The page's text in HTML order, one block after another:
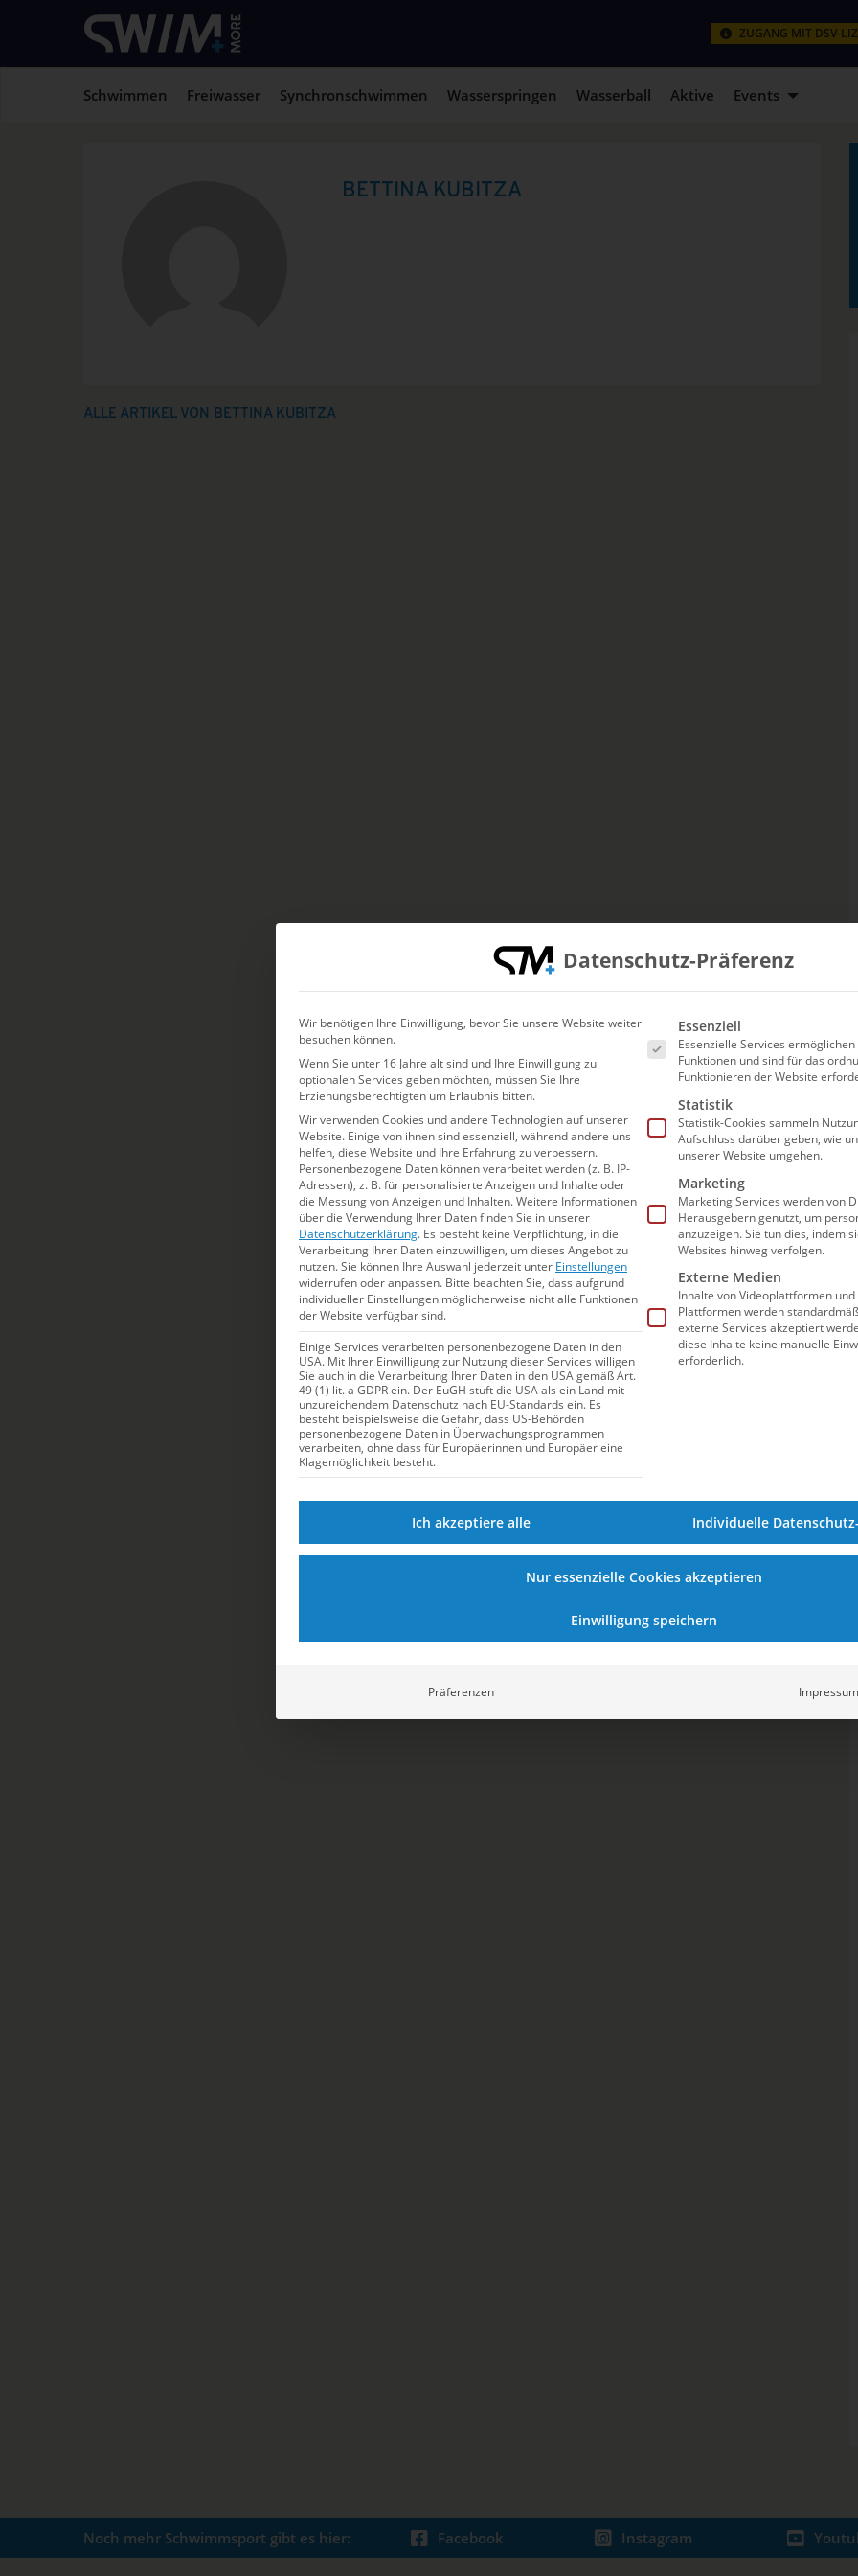
ZUGANG MIT DSV-
Schwimmen Freiwasser Synchronschwimmen Wasserspringen Wasserball Aktive Events
BETTINA KUBITZA
ALLE ARTIKEL VON BETTINA KUBITZA
Noch mehr Schwimmsport gibt es hier: Facebook Instagram
Datenschutz-Präferenz
Wir benötigen Ihre Einwilligung, bevor Sie unsere Website weiter
besuchen können.
Wenn Sie unter 16 Jahre alt sind und Ihre Einwilligung zu
optionalen Services geben möchten, müssen Sie Ihre
Erziehungsberechtigten um Erlaubnis bitten.
Wir verwenden Cookies und andere Technologien auf unserer
Website. Einige von ihnen sind essenziell, während andere uns
helfen, diese Website und Ihre Erfahrung zu verbessern.
Personenbezogene Daten können verarbeitet werden (z. B. IP-
Adressen), z. B. für personalisierte Anzeigen und Inhalte oder
die Messung von Anzeigen und Inhalten.Weitere Informationen
über die Verwendung Ihrer Daten finden Sie in unserer
Datenschutzerklärung. Es besteht keine Verpflichtung, in die
Verarbeitung Ihrer Daten einzuwilligen, um dieses Angebot zu
nutzen.Sie können Ihre Auswahl jederzeit unter Einstellungen
widerrufen oder anpassen. Bitte beachten Sie, dass aufgrund
individueller Einstellungen möglicherweise nicht alle Funktionen
der Website verfügbar sind.
Einige Services verarbeiten personenbezogene Daten in den
USA. Mit Ihrer Einwilligung zur Nutzung dieser Services willigen
Sie auch in die Verarbeitung Ihrer Daten in den USA gemäß Art.
49 (1) lit. a GDPR ein. Der EuGH stuft die USA als ein Land mit
unzureichendem Datenschutz nach EU-Standards ein. Es
besteht beispielsweise die Gefahr, dass US-Behörden
personenbezogene Daten in Überwachungsprogrammen
verarbeiten, ohne dass für Europäerinnen und Europäer eine
Klagemöglichkeit besteht.
Es folgt eine Liste der
Essenziell
Essenzielle Services
Funktionen und sind für das
Funktionieren der Website
Statistik
Statistik-Cookies sammeln
Aufschluss darüber geben, wie
unserer Website umgehen.
Marketing
Marketing Services werden von
Herausgebern genutzt, um
anzuzeigen. Sie tun dies, indem
Websites hinweg verfolgen.
Externe Medien
Inhalte von Videoplattformen
Plattformen werden
externe Services akzeptiert
diese Inhalte keine manuelle
erforderlich.
Ich akzeptiere alle Individuelle
Nur essenzielle Cookies akzeptieren
Einwilligung speichern
Präferenzen Impressum